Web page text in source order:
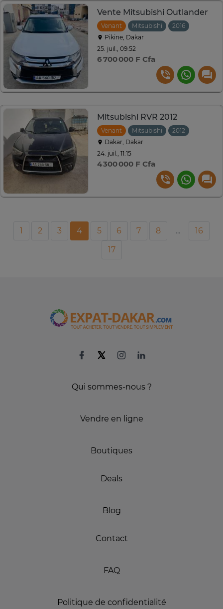
Vente Mitsubishi Outlander
Venant Mitsubishi 2016
Pikine, Dakar
25. juil., 09:52
6 700 000 F Cfa
Mitsubishi RVR 2012
Venant Mitsubishi 2012
Dakar, Dakar
24. juil., 11:15
4 300 000 F Cfa
1 2 3 4 5 6 7 8 ...
16
17
Qui sommes-nous ?
Vendre en ligne
Boutiques
Deals
Blog
Contact
FAQ
Politique de confidentialité